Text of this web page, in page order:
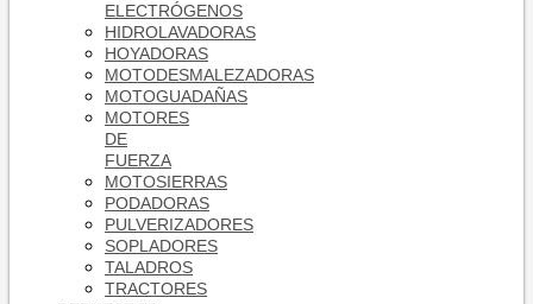
ELECTRÓGENOS
HIDROLAVADORAS
HOYADORAS
MOTODESMALEZADORAS
MOTOGUADAÑAS
MOTORES
DE
FUERZA
MOTOSIERRAS
PODADORAS
PULVERIZADORES
SOPLADORES
TALADROS
TRACTORES